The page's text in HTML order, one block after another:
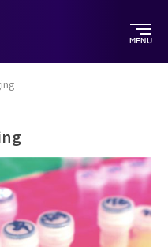
MENU